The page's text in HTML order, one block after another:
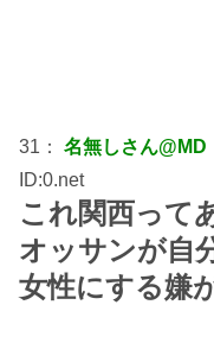
31： 名無しさん@MD
ID:0.net
これ関西って
オッサンが自
女性にする嫌